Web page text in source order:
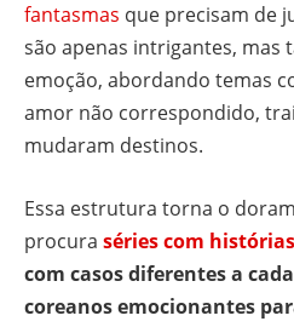
fantasmas que precisam de
são apenas intrigantes, mas
emoção, abordando temas
amor não correspondido,
mudaram destinos.
Essa estrutura torna o
procura séries com
com casos diferentes a
coreanos emocionantes